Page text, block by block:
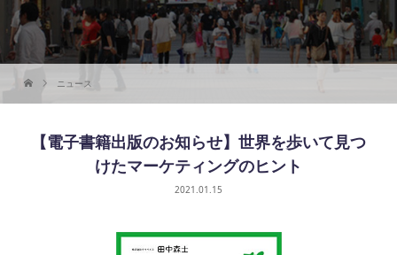
ニュース
【電子書籍出版のお知らせ】世界を歩いて見つ
けたマーケティングのヒント
2021.01.15